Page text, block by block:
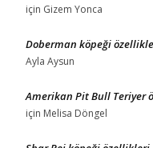
için Gizem Yonca
Doberman köpeği
Ayla Aysun
Amerikan Pit Bull Teriyer
için Melisa Döngel